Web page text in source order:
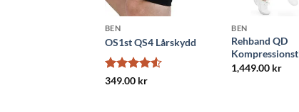
BEN
OS1st QS4 Lårskydd
Betygsatt
349.00 kr
BEN
Rehband QD
1,449.00 kr